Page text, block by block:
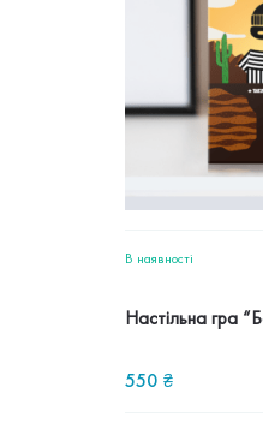
В наявностi
Настільна гра
550 ₴